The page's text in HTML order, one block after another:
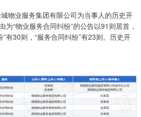
物业服务集团有限公司为当事人的历史开
为“物业服务合同纠纷”的公告以91则居首，
有30则，“服务合同纠纷”有23则。历史开